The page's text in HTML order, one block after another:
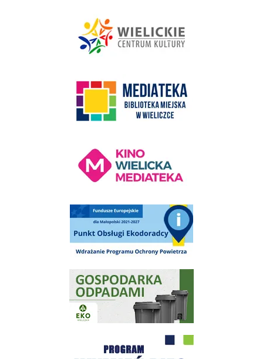
Punkt Obsługi Ekodoradcy Wieliczka
Gospodarka odpadami na terenie Miasta i Gminy Wieliczka
Program "Czyste Powietrze" - Wieliczka